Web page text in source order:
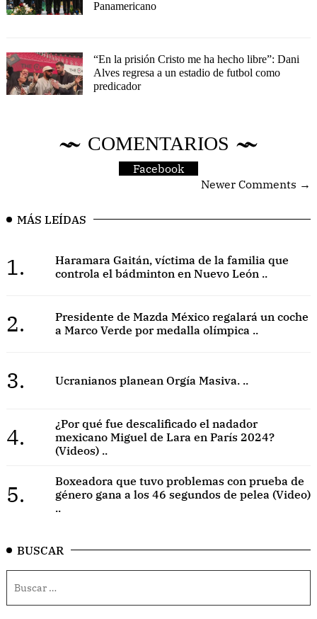
Panamericano
“En la prisión Cristo me ha hecho libre”: Dani
Alves regresa a un estadio de futbol como
predicador
COMENTARIOS
Facebook
Newer Comments →
MÁS LEÍDAS
1.
Haramara Gaitán, víctima de la familia que
controla el bádminton en Nuevo León ..
2.
Presidente de Mazda México regalará un coche
a Marco Verde por medalla olímpica ..
3. Ucranianos planean Orgía Masiva. ..
4.
¿Por qué fue descalificado el nadador
mexicano Miguel de Lara en París 2024?
(Videos) ..
5.
Boxeadora que tuvo problemas con prueba de
género gana a los 46 segundos de pelea (Video)
..
BUSCAR